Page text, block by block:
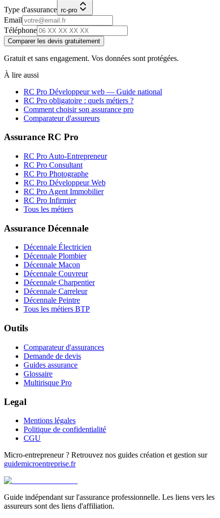
Type d'assurance rc-pro
Email
Téléphone
Comparer les devis gratuitement
Gratuit et sans engagement. Vos données sont protégées.
À lire aussi
RC Pro Développeur web — Guide national
RC Pro obligatoire : quels métiers ?
Comment choisir son assurance pro
Comparateur d'assureurs
Assurance RC Pro
RC Pro Auto-Entrepreneur
RC Pro Consultant
RC Pro Photographe
RC Pro Développeur Web
RC Pro Agent Immobilier
RC Pro Infirmier
Tous les métiers
Assurance Décennale
Décennale Électricien
Décennale Plombier
Décennale Maçon
Décennale Couvreur
Décennale Charpentier
Décennale Carreleur
Décennale Peintre
Tous les métiers BTP
Outils
Comparateur d'assurances
Demande de devis
Guides assurance
Glossaire
Multirisque Pro
Legal
Mentions légales
Politique de confidentialité
CGU
Micro-entrepreneur ? Retrouvez nos guides création et gestion sur
guidemicroentreprise.fr
Guide indépendant sur l'assurance professionnelle. Les liens vers les
assureurs sont des liens d'affiliation.